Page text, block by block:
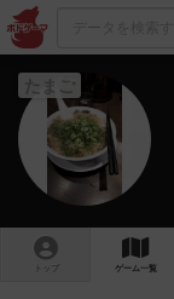
たまご
トップ ゲーム一覧